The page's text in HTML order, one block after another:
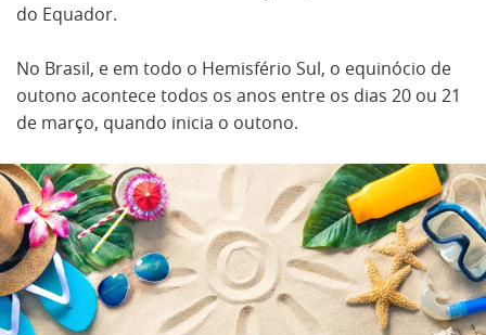
do Equador.
No Brasil, e em todo o Hemisfério Sul, o equinócio de
outono acontece todos os anos entre os dias 20 ou 21
de março, quando inicia o outono.